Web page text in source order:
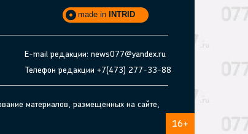
made in INTRID
E-mail редакции: news077@yandex.ru
Телефон редакции +7(473) 277-33-88
материалов, размещенных на сайте,
16+